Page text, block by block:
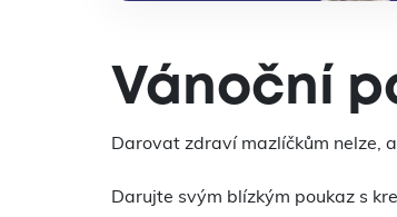
Vánoční
Darovat zdraví mazlíčkům nelze,
Darujte svým blízkým poukaz s